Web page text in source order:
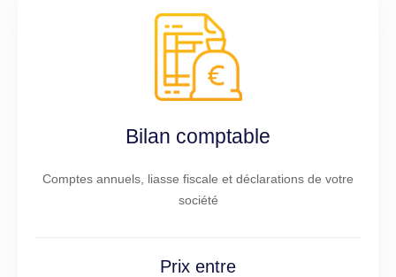
Bilan comptable
Comptes annuels, liasse fiscale et déclarations de votre
société
Prix entre